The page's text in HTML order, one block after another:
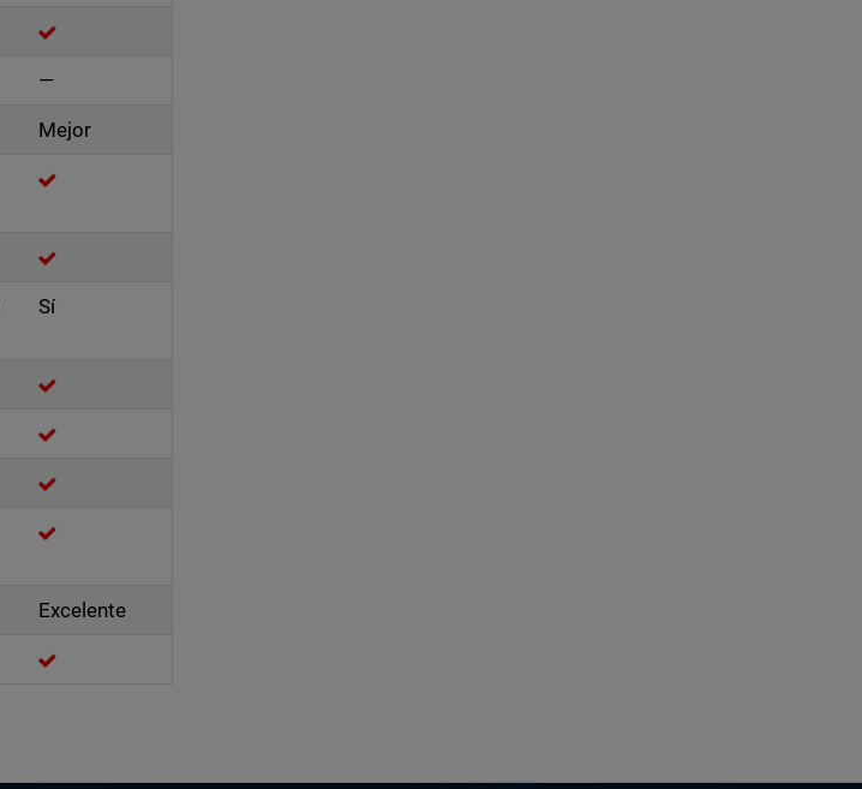
—
Mejor
Sí
Excelente